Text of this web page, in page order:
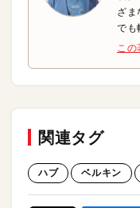
ざま
でも
こ
関連タグ
ハブ ベルキン